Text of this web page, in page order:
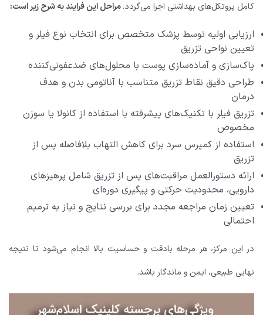
کامل پروتکل‌های بهداشتی اجرا می‌گردد.مراحل این فرایند به شرح زیر است:
ارزیابی اولیه توسط پزشک متخصص برای انتخاب نوع فیلر و
تعیین نواحی تزریق
پاک‌سازی و آماده‌سازی پوست با محلول‌های ضدعفونی‌کننده
طراحی دقیق نقاط تزریق متناسب با آناتومی بدن و هدف
درمان
تزریق فیلر با تکنیک‌های پیشرفته با استفاده از کانولا یا سوزن
مخصوص
استفاده از کمپرس سرد برای کاهش التهاب بلافاصله پس از
تزریق
ارائه دستورالعمل مراقبت‌های پس از تزریق شامل پرهیزهای
دارویی، محدودیت حرکتی و پیگیری دوره‌ای
تعیین زمان مراجعه مجدد برای بررسی نتایج و نیاز به ترمیم
احتمالی
در این مرکز، هر مرحله بادقت و حساسیت بالا انجام می‌شود تا نتیجه
نهایی طبیعی، ایمن و ماندگار باشد.